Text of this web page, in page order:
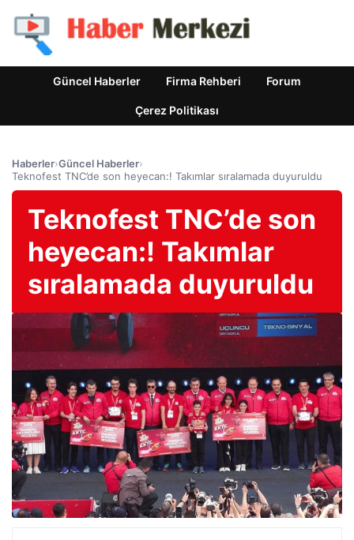
Güncel Haberler Firma Rehberi Forum
Çerez Politikası
Haberler›Güncel Haberler›
Teknofest TNC’de son heyecan:! Takımlar sıralamada duyuruldu
Teknofest TNC’de son
heyecan:! Takımlar
sıralamada duyuruldu